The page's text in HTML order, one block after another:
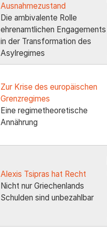
Ausnahmezustand
Die ambivalente Rolle
ehrenamtlichen Engagements
in der Transformation des
Asylregimes
Zur Krise des europäischen
Grenzregimes
Eine regimetheoretische
Annährung
Alexis Tsipras hat Recht
Nicht nur Griechenlands
Schulden sind unbezahlbar